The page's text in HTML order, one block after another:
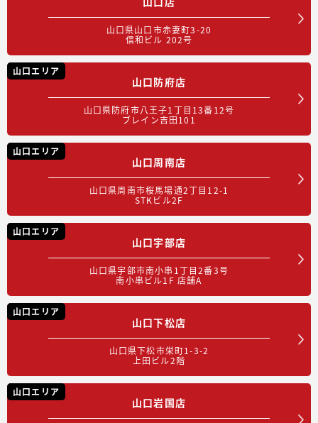
山口県山口市赤妻町3-20
信和ビル 202号
山口エリア
山口防府店
山口県防府市八王子1丁目13番12号
ブレイン吉田101
山口エリア
山口周南店
山口県周南市桜馬場通2丁目12-1
STKビル2F
山口エリア
山口宇部店
山口県宇部市南小串1丁目2番3号
南小串ビル1F 店舗A
山口エリア
山口下松店
山口県下松市栄町1-3-2
上田ビル2階
山口エリア
山口岩国店